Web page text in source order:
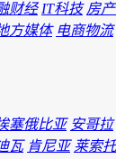
财经 IT科技 房
方媒体 电商物流
塞俄比亚 安哥拉
瓦 肯尼亚 莱索托